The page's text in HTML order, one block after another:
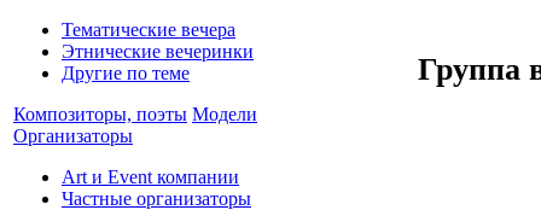
Тематические вечера
Этнические вечеринки
Другие по теме
Композиторы, поэты Модели
Организаторы
Art и Event компании
Частные организаторы
Группа